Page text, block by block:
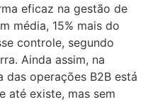
eficaz na gestão de
média, 15% mais do
controle, segundo
Ainda assim, na
das operações B2B está
até existe, mas sem